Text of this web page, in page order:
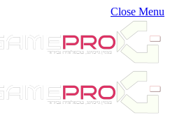
Close Menu